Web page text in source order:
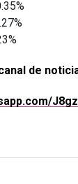
de